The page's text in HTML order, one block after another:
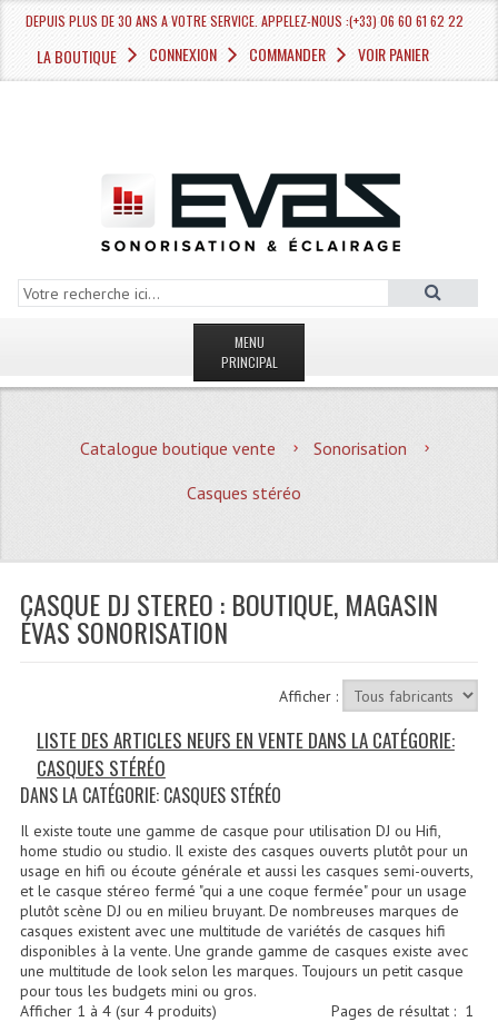
DEPUIS PLUS DE 30 ANS A VOTRE SERVICE. APPELEZ-NOUS :(+33) 06 60 61 62 22
LA BOUTIQUE CONNEXION COMMANDER VOIR PANIER
MENU
PRINCIPAL
MAGASIN
Quoi De Neuf?
Plan Acces, Horaires.
Location De Matériel
CATÉGORIES
Sonorisation
Accessoires Pieds Cellules Diamants
Accessoires Enceintes
Catalogue boutique vente
Sonorisation
Casques stéréo
CASQUE DJ STEREO : BOUTIQUE, MAGASIN
ÉVAS SONORISATION
Afficher :
LISTE DES ARTICLES NEUFS EN VENTE DANS LA CATÉGORIE:
CASQUES STÉRÉO
DANS LA CATÉGORIE: CASQUES STÉRÉO
Il existe toute une gamme de casque pour utilisation DJ ou Hifi,
home studio ou studio. Il existe des casques ouverts plutôt pour un
usage en hifi ou écoute générale et aussi les casques semi-ouverts,
et le casque stéreo fermé "qui a une coque fermée" pour un usage
plutôt scène DJ ou en milieu bruyant. De nombreuses marques de
casques existent avec une multitude de variétés de casques hifi
disponibles à la vente. Une grande gamme de casques existe avec
une multitude de look selon les marques. Toujours un petit casque
pour tous les budgets mini ou gros.
Pages de résultat : 1
Afficher 1 à 4(sur 4produits)